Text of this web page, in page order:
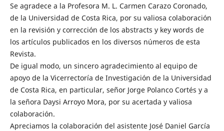
Se agradece a la Profesora M. L. Carmen Carazo Coronado,
de la Universidad de Costa Rica, por su valiosa colaboración
en la revisión y corrección de los abstracts y key words de
los artículos publicados en los diversos números de esta
Revista.
De igual modo, un sincero agradecimiento al equipo de
apoyo de la Vicerrectoría de Investigación de la Universidad
de Costa Rica, en particular, señor Jorge Polanco Cortés y a
la señora Daysi Arroyo Mora, por su acertada y valiosa
colaboración.
Apreciamos la colaboración del asistente José Daniel García